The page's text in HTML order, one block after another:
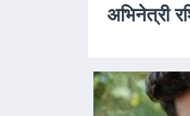
अभिनेत्री